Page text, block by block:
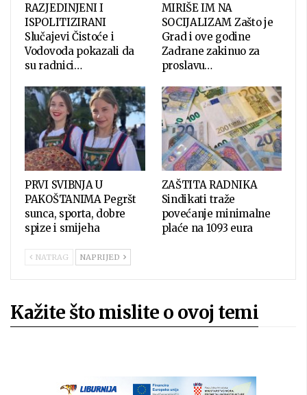
RAZJEDINJENI I
ISPOLITIZIRANI
Slučajevi Čistoće i
Vodovoda pokazali da
su radnici…
MIRIŠE IM NA
SOCIJALIZAM Zašto je
Grad i ove godine
Zadrane zakinuo za
proslavu…
PRVI SVIBNJA U
PAKOŠTANIMA Pegršt
sunca, sporta, dobre
spize i smijeha
ZAŠTITA RADNIKA
Sindikati traže
povećanje minimalne
plaće na 1093 eura
NATRAG NAPRIJED
Kažite što mislite o ovoj temi